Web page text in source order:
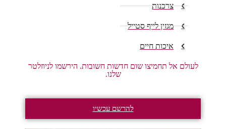
צרכנות
מגזין לייף סטייל
איכות חיים
לעולם אל תחמיצו שום חדשות חשובות. הירשמו לניוזלטר
שלנו.
להרשם עכשיו